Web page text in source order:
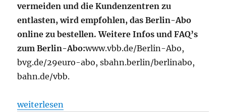
vermeiden und die Kundenzentren zu
entlasten, wird empfohlen, das Berlin-Abo
online zu bestellen. Weitere Infos und FAQ’s
zum Berlin-Abo:www.vbb.de/Berlin-Abo,
bvg.de/29euro-abo, sbahn.berlin/berlinabo,
bahn.de/vbb.
„Tarife: Neues Berlin-Abo: Für einen Start zum 1.
weiterlesen